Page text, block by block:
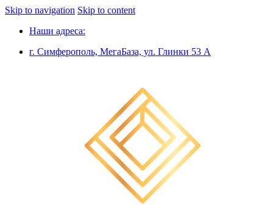
Skip to navigation Skip to content
Наши адреса:
г. Симферополь, МегаБаза, ул. Глинки 53 А